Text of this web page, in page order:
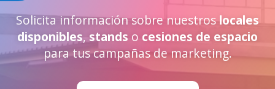
Solicita información sobre nuestroslocales
disponibles, stands o cesiones de espacio
para tus campañas de marketing.